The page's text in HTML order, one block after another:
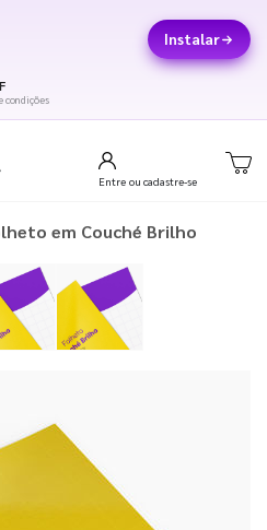
Instalar
condições
Entre ou cadastre-se
em Couché Brilho